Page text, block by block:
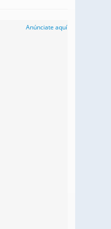
Anúnciate aquí